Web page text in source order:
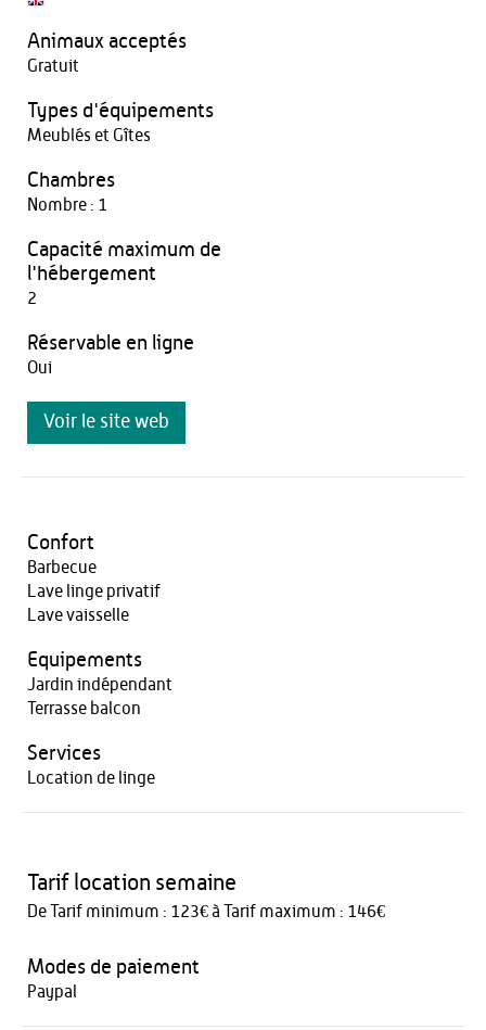
Animaux acceptés
Gratuit
Types d'équipements
Meublés et Gîtes
Chambres
Nombre : 1
Capacité maximum de
l'hébergement
2
Réservable en ligne
Oui
Voir le site web
Confort
Barbecue
Lave linge privatif
Lave vaisselle
Equipements
Jardin indépendant
Terrasse balcon
Services
Location de linge
Tarif location semaine
De Tarif minimum : 123€ à Tarif maximum : 146€
Modes de paiement
Paypal